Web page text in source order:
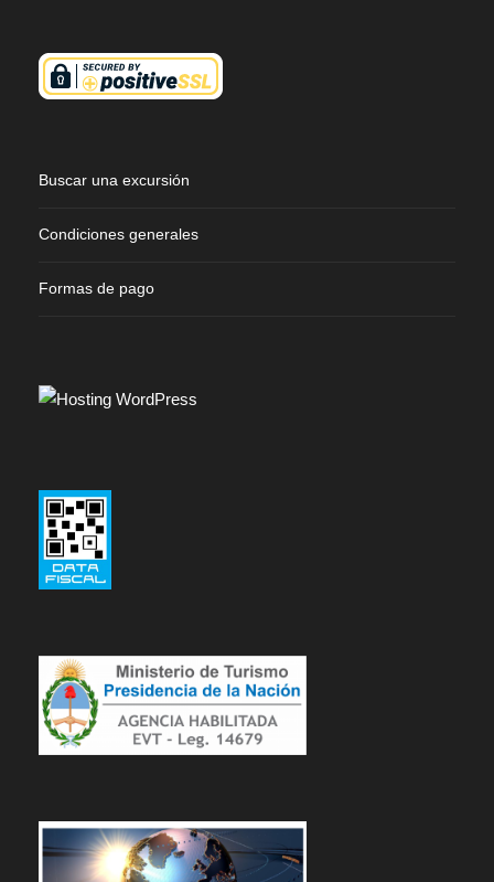
Buscar una excursión
Condiciones generales
Formas de pago